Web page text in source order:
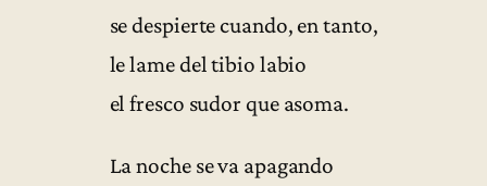
se despierte cuando, en tanto,
le lame del tibio labio
el fresco sudor que asoma.
La noche se va apagando